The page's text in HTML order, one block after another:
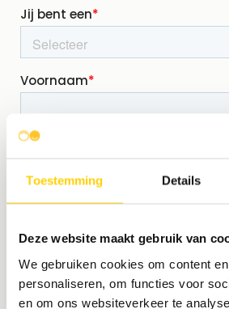
Toestemming Details
Deze website maakt gebruik van
We gebruiken cookies om content
personaliseren, om functies voor
en om ons websiteverkeer te